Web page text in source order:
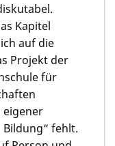
Kapitel
auf die
Projekt der
für
eigener
fehlt.